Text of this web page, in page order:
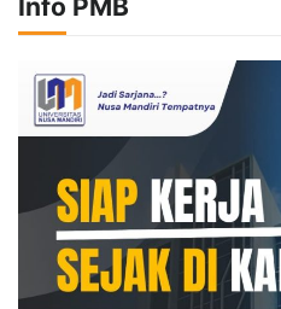
Info PMB